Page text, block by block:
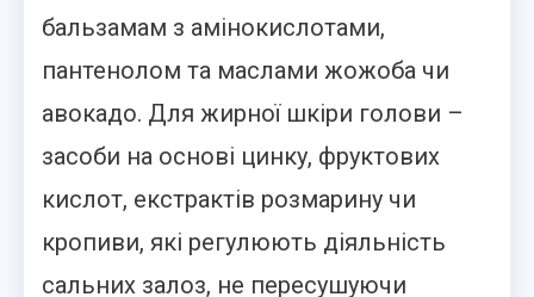
бальзамам з амінокислотами,
пантенолом та маслами жожоба чи
авокадо. Для жирної шкіри голови –
засоби на основі цинку, фруктових
кислот, екстрактів розмарину чи
кропиви, які регулюють діяльність
сальних залоз, не пересушуючи